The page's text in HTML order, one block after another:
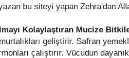
bu siteyi yapan Zehra'dan
Kolaylaştıran Mucize
geliştirir. Safran
çalıştırır. Vücudun